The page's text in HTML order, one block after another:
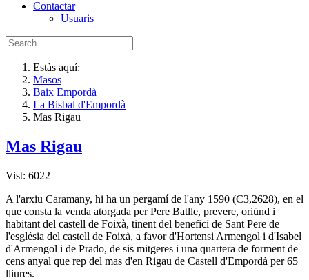
Contactar
Usuaris
Estàs aquí:
Masos
Baix Empordà
La Bisbal d'Empordà
Mas Rigau
Mas Rigau
Vist: 6022
A l'arxiu Caramany, hi ha un pergamí­ de l'any 1590 (C3,2628), en el
que consta la venda atorgada per Pere Batlle, prevere, oriünd i
habitant del castell de Foixà, tinent del benefici de Sant Pere de
l'església del castell de Foixà, a favor d'Hortensi Armengol i d'Isabel
d'Armengol i de Prado, de sis mitgeres i una quartera de forment de
cens anyal que rep del mas d'en Rigau de Castell d'Empordà per 65
lliures.